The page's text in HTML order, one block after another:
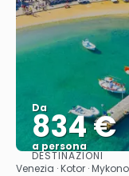
Da
834 €
a persona
DESTINAZIONI
Venezia · Kotor ·